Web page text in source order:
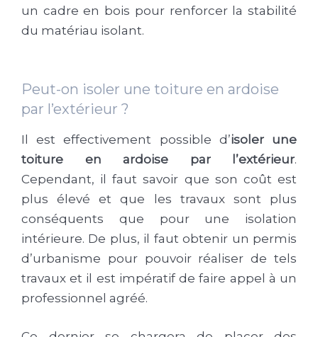
un cadre en bois pour renforcer la stabilité
du matériau isolant.
Peut-on isoler une toiture en ardoise
par l’extérieur ?
Il est effectivement possible d’isoler une
toiture en ardoise par l’extérieur.
Cependant, il faut savoir que son coût est
plus élevé et que les travaux sont plus
conséquents que pour une isolation
intérieure. De plus, il faut obtenir un permis
d’urbanisme pour pouvoir réaliser de tels
travaux et il est impératif de faire appel à un
professionnel agréé.